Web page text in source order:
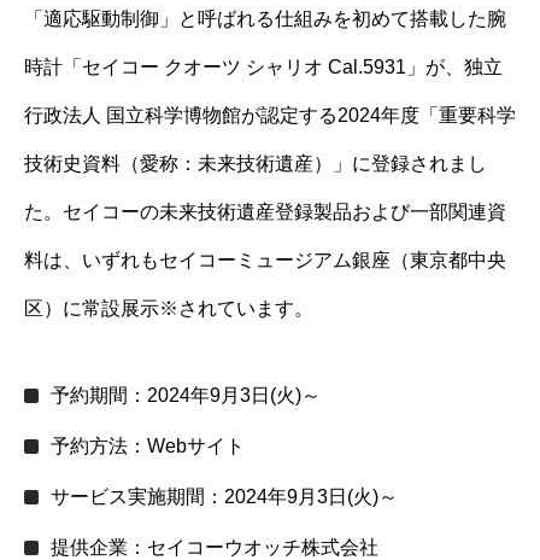
「適応駆動制御」と呼ばれる仕組みを初めて搭載した腕
時計「セイコー クオーツ シャリオ Cal.5931」が、独立
行政法人 国立科学博物館が認定する2024年度「重要科学
技術史資料（愛称：未来技術遺産）」に登録されまし
た。セイコーの未来技術遺産登録製品および一部関連資
料は、いずれもセイコーミュージアム銀座（東京都中央
区）に常設展示※されています。
予約期間：2024年9月3日(火)～
予約方法：Webサイト
サービス実施期間：2024年9月3日(火)～
提供企業：セイコーウオッチ株式会社